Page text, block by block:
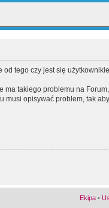
od tego czy jest się
ma takiego problemu na
opisywać problem, tak
Ekipa •